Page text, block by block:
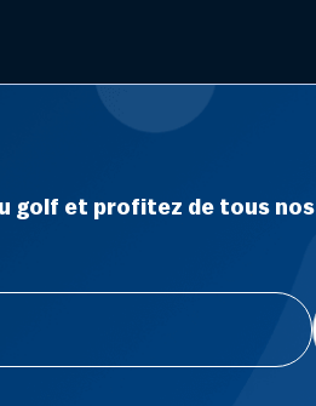
golf et profitez de tous nos